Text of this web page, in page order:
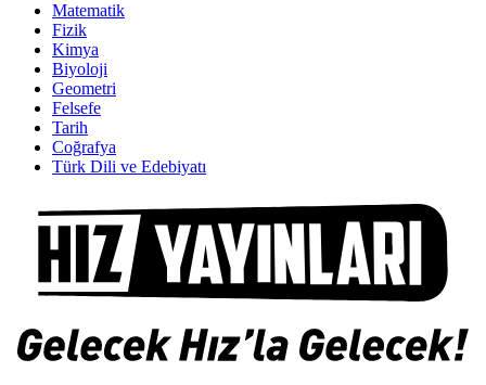
Matematik
Fizik
Kimya
Biyoloji
Geometri
Felsefe
Tarih
Coğrafya
Türk Dili ve Edebiyatı